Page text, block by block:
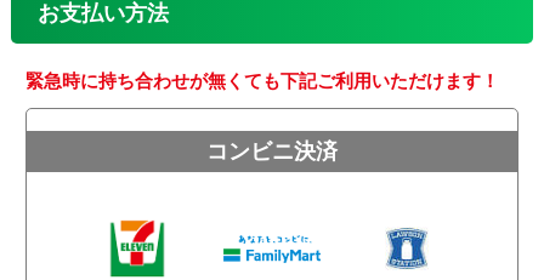
お支払い方法
緊急時に持ち合わせが無くても下記ご利用いただけます！
コンビニ決済